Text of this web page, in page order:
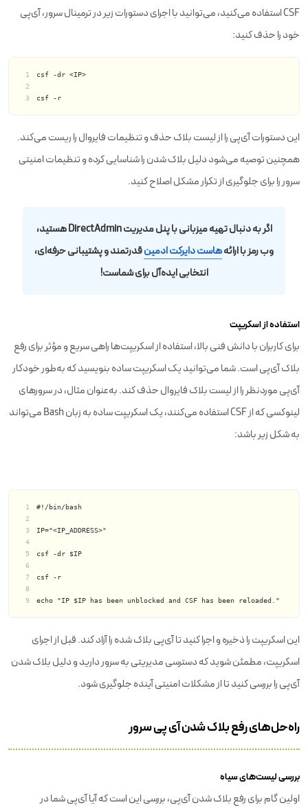
CSF استفاده می‌کنید، می‌توانید با اجرای دستورات زیر در ترمینال سرور، آی‌پی
خود را حذف کنید:
csf -dr <IP>
csf -r
این دستورات آی‌پی را از لیست بلاک حذف و تنظیمات فایروال را ریست می‌کند.
همچنین توصیه می‌شود دلیل بلاک شدن را شناسایی کرده و تنظیمات امنیتی
سرور را برای جلوگیری از تکرار مشکل اصلاح کنید.
اگر به دنبال تهیه میزبانی با پنل مدیریت DirectAdmin هستید،
وب رمز با ارائههاست دایرکت ادمینقدرتمند و پشتیبانی حرفه‌ای،
انتخابی ایده‌آل برای شماست!
استفاده از اسکریپت
برای کاربران با دانش فنی بالا، استفاده از اسکریپت‌ها راهی سریع و مؤثر برای رفع
بلاک آی‌پی است. شما می‌توانید یک اسکریپت ساده بنویسید که به‌طور خودکار
آی‌پی موردنظر را از لیست بلاک فایروال حذف کند. به‌عنوان مثال، در سرورهای
لینوکسی که از CSF استفاده می‌کنند، یک اسکریپت ساده به زبان Bash می‌تواند
به شکل زیر باشد:
#!/bin/bash
IP="<IP_ADDRESS>"
csf -dr $IP
csf -r
echo "IP $IP has been unblocked and CSF has been reloaded."
این اسکریپت را ذخیره و اجرا کنید تا آی‌پی بلاک شده را آزاد کند. قبل از اجرای
اسکریپت، مطمئن شوید که دسترسی مدیریتی به سرور دارید و دلیل بلاک شدن
آی‌پی را بررسی کنید تا از مشکلات امنیتی آینده جلوگیری شود.
راه‌حل‌های رفع بلاک شدن آی پی سرور
بررسی لیست‌های سیاه
اولین گام برای رفع بلاک شدن آی‌پی، بررسی این است که آیا آی‌پی شما در